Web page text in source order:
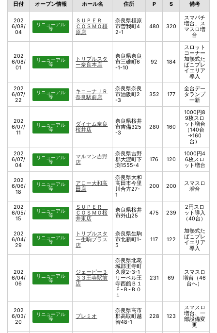
日付 オープン情報 ホール名 住所 P S 備考
202
6/08/
04
リニューアル
等
ＳＵＰＥＲ
ＣＯＳＭＯ橿
原店
奈良県橿原
市曽我町4
2-1
480 320
スマパチ
増台、ス
マスロ増
台
202
6/08/
01
リニューアル
等
トリプルスタ
ー奈良本店
奈良県奈良
市三碓町6
-1-10
92 184
スロット
コーナー
加熱式た
ばこプレ
イエリア
導入
202
6/07/
22
リニューアル
等
キコーナＪＲ
奈良駅前店
奈良県奈良
市油阪町2
-3
352 177
全台デー
タランプ
一新
202
6/07/
11
リニューアル
等
ダイナム奈良
桜井店
奈良県桜井
市吉備325
-3
280 160
1000円8
9枚スロ
ット増台
（140台
→160
台）
202
6/07/
04
リニューアル
等
マルマン吉野
店
奈良県吉野
郡大淀町下
渕1555-4
176 120
1000円4
6枚スロ
ット増台
202
6/06/
18
リニューアル
等
アロー大和高
田店
奈良県大和
高田市今里
川合方27-
1
200 200
スマスロ
増台
202
6/05/
15
リニューアル
等
ＳＵＰＥＲ
ＣＯＳＭＯ桜
井東店
奈良県桜井
市外山25
475 239
2円スロ
ット導入
（40台）
202
6/04/
29
リニューアル
等
トリプルスタ
ー生駒プラス
店
奈良県生駒
市北新町1-
5
117 122
加熱式た
ばこプレ
イエリア
導入
202
6/04/
06
リニューアル
等
ジェーピー３
３３王寺駅前
店
奈良県北葛
城郡王寺町
久度2-3-1
リーベル王
寺西館Ｂ１
Ｆ-Ｂ-Ｂ０
１
231 69
スマスロ
増台（46
台へ）
202
6/03/
20
リニューアル
等
プレミオ
奈良県高市
郡高取町越
智48-1
228 123
スマスロ
増台、一
部設備変
更